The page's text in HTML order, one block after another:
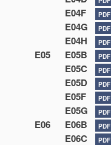
E04F PDF
E04G PDF
E04H PDF
E05 E05B PDF
E05C PDF
E05D PDF
E05F PDF
E05G PDF
E06 E06B PDF
E06C PDF